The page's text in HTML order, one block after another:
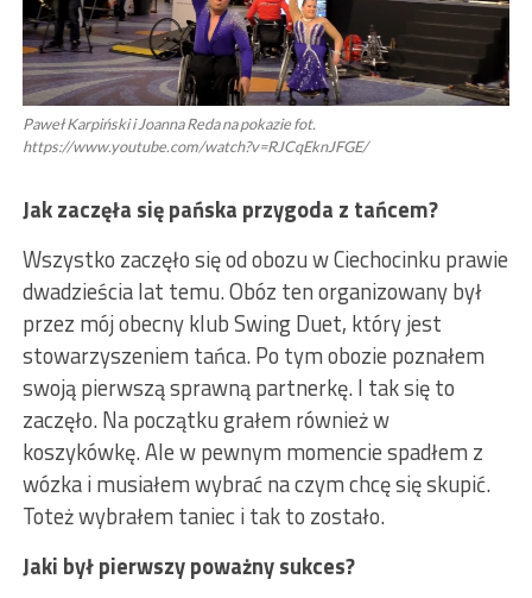
Paweł Karpiński i Joanna Reda na pokazie fot.
https://www.youtube.com/watch?v=RJCqEknJFGE/
Jak zaczęła się pańska przygoda z tańcem?
Wszystko zaczęło się od obozu w Ciechocinku prawie
dwadzieścia lat temu. Obóz ten organizowany był
przez mój obecny klub Swing Duet, który jest
stowarzyszeniem tańca. Po tym obozie poznałem
swoją pierwszą sprawną partnerkę. I tak się to
zaczęło. Na początku grałem również w
koszykówkę. Ale w pewnym momencie spadłem z
wózka i musiałem wybrać na czym chcę się skupić.
Toteż wybrałem taniec i tak to zostało.
Jaki był pierwszy poważny sukces?